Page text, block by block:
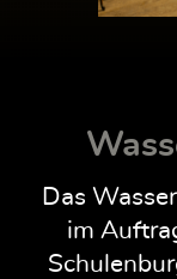
Das
im